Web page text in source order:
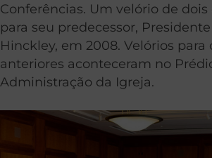
Conferências. Um velório de
para seu predecessor,
Hinckley, em 2008. Velórios para
anteriores aconteceram no
Administração da Igreja.